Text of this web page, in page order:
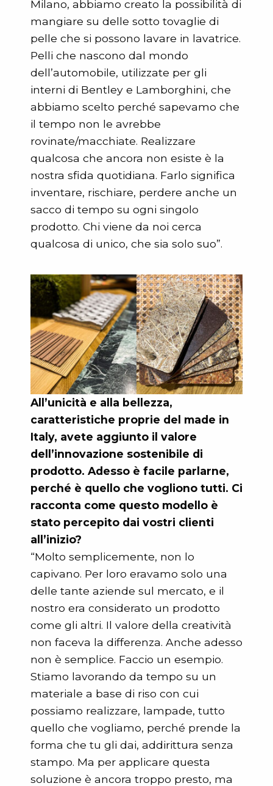
Milano, abbiamo creato la possibilità di
mangiare su delle sotto tovaglie di
pelle che si possono lavare in lavatrice.
Pelli che nascono dal mondo
dell’automobile, utilizzate per gli
interni di Bentley e Lamborghini, che
abbiamo scelto perché sapevamo che
il tempo non le avrebbe
rovinate/macchiate. Realizzare
qualcosa che ancora non esiste è la
nostra sfida quotidiana. Farlo significa
inventare, rischiare, perdere anche un
sacco di tempo su ogni singolo
prodotto. Chi viene da noi cerca
qualcosa di unico, che sia solo suo”.
All’unicità e alla bellezza,
caratteristiche proprie del made in
Italy, avete aggiunto il valore
dell’innovazione sostenibile di
prodotto. Adesso è facile parlarne,
perché è quello che vogliono tutti. Ci
racconta come questo modello è
stato percepito dai vostri clienti
all’inizio?
“Molto semplicemente, non lo
capivano. Per loro eravamo solo una
delle tante aziende sul mercato, e il
nostro era considerato un prodotto
come gli altri. Il valore della creatività
non faceva la differenza. Anche adesso
non è semplice. Faccio un esempio.
Stiamo lavorando da tempo su un
materiale a base di riso con cui
possiamo realizzare, lampade, tutto
quello che vogliamo, perché prende la
forma che tu gli dai, addirittura senza
stampo. Ma per applicare questa
soluzione è ancora troppo presto, ma